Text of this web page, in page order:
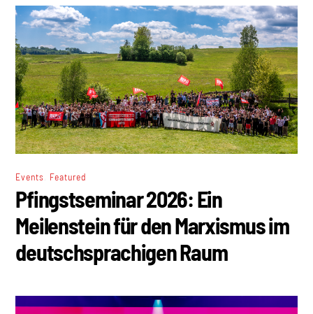
Events Featured
Pfingstseminar 2026: Ein
Meilenstein für den Marxismus im
deutschsprachigen Raum